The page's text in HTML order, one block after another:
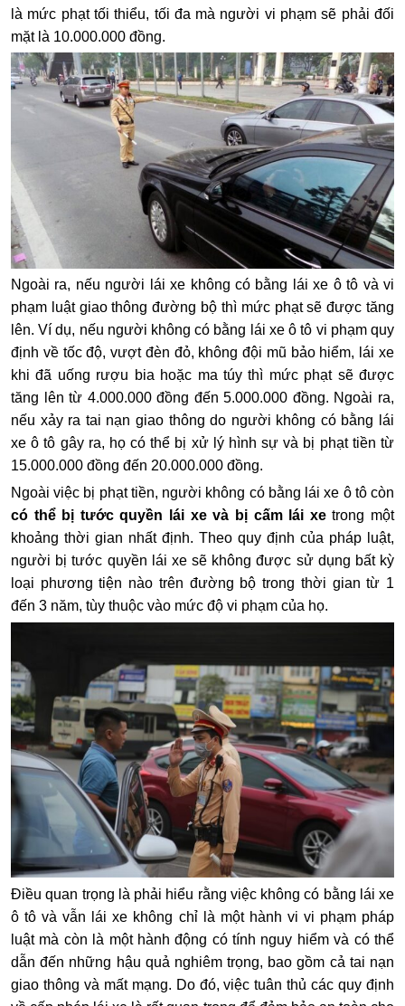
là mức phạt tối thiểu, tối đa mà người vi phạm sẽ phải đối
mặt là 10.000.000 đồng.
Ngoài ra, nếu người lái xe không có bằng lái xe ô tô và vi
phạm luật giao thông đường bộ thì mức phạt sẽ được tăng
lên. Ví dụ, nếu người không có bằng lái xe ô tô vi phạm quy
định về tốc độ, vượt đèn đỏ, không đội mũ bảo hiểm, lái xe
khi đã uống rượu bia hoặc ma túy thì mức phạt sẽ được
tăng lên từ 4.000.000 đồng đến 5.000.000 đồng. Ngoài ra,
nếu xảy ra tai nạn giao thông do người không có bằng lái
xe ô tô gây ra, họ có thể bị xử lý hình sự và bị phạt tiền từ
15.000.000 đồng đến 20.000.000 đồng.
Ngoài việc bị phạt tiền, người không có bằng lái xe ô tô còn
có thể bị tước quyền lái xe và bị cấm lái xetrong một
khoảng thời gian nhất định. Theo quy định của pháp luật,
người bị tước quyền lái xe sẽ không được sử dụng bất kỳ
loại phương tiện nào trên đường bộ trong thời gian từ 1
đến 3 năm, tùy thuộc vào mức độ vi phạm của họ.
Điều quan trọng là phải hiểu rằng việc không có bằng lái xe
ô tô và vẫn lái xe không chỉ là một hành vi vi phạm pháp
luật mà còn là một hành động có tính nguy hiểm và có thể
dẫn đến những hậu quả nghiêm trọng, bao gồm cả tai nạn
giao thông và mất mạng. Do đó, việc tuân thủ các quy định